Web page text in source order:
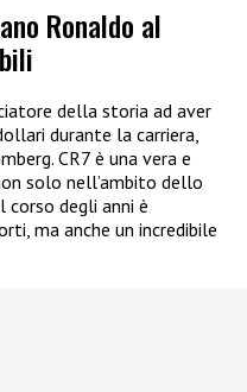
Ronaldo al
della storia ad aver
durante la carriera,
CR7 è una vera e
solo nell’ambito dello
degli anni è
ma anche un incredibile